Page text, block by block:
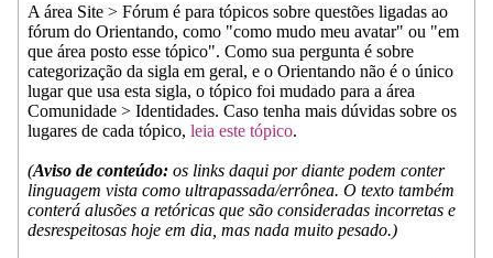
A área Site > Fórum é para tópicos sobre questões ligadas ao
fórum do Orientando, como "como mudo meu avatar" ou "em
que área posto esse tópico". Como sua pergunta é sobre
categorização da sigla em geral, e o Orientando não é o único
lugar que usa esta sigla, o tópico foi mudado para a área
Comunidade > Identidades. Caso tenha mais dúvidas sobre os
lugares de cada tópico, leia este tópico.
(Aviso de conteúdo: os links daqui por diante podem conter
linguagem vista como ultrapassada/errônea. O texto também
conterá alusões a retóricas que são consideradas incorretas e
desrespeitosas hoje em dia, mas nada muito pesado.)